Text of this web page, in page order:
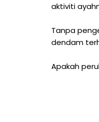
aktiviti
Tanpa
dendam
Apakah